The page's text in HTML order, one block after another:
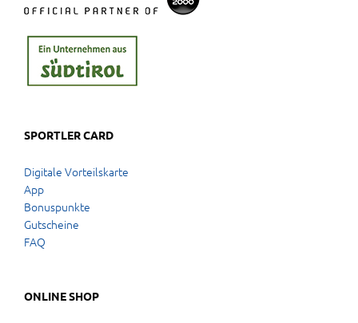
SPORTLER CARD
Digitale Vorteilskarte
App
Bonuspunkte
Gutscheine
FAQ
ONLINE SHOP